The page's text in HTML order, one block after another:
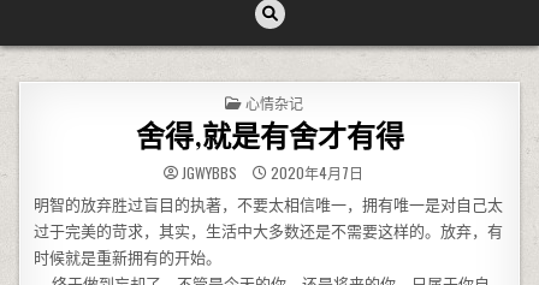
POSTED IN
心情杂记
舍得,就是有舍才有得
JGWYBBS 2020年4月7日
明智的放弃胜过盲目的执著，不要太相信唯一，拥有唯一是对自己太
过于完美的苛求，其实，生活中大多数还是不需要这样的。放弃，有
时候就是重新拥有的开始。